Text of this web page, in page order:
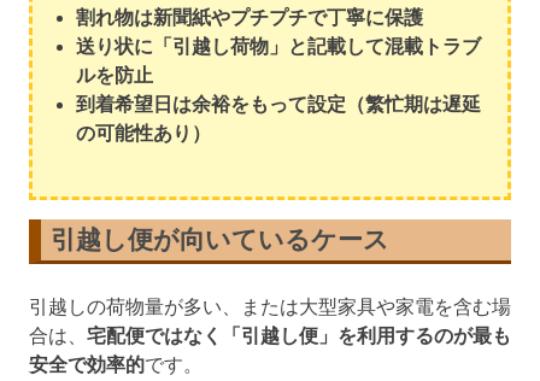
割れ物は新聞紙やプチプチで丁寧に保護
送り状に「引越し荷物」と記載して混載トラブ
ルを防止
到着希望日は余裕をもって設定（繁忙期は遅延
の可能性あり）
引越し便が向いているケース
引越しの荷物量が多い、または大型家具や家電を含む場
合は、 宅配便ではなく「引越し便」を利用するのが最も
安全で効率的です。